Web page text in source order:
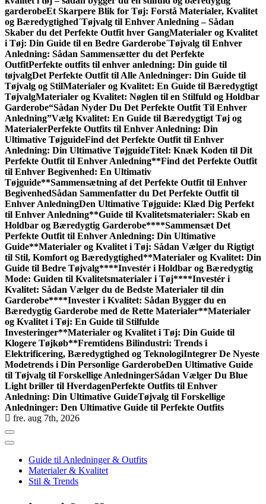
garderobeEt Skarpere Blik for Tøj: Forstå Materialer, Kvalitet
og Bæredygtighed´Tøjvalg til Enhver Anledning – Sådan
Skaber du det Perfekte Outfit hver GangMaterialer og Kvalitet
i Tøj: Din Guide til en Bedre Garderobe´Tøjvalg til Enhver
Anledning: Sådan Sammen­sætter du det Perfekte
OutfitPerfekte outfits til enhver anledning: Din guide til
tøjvalgDet Perfekte Outfit til Alle Anledninger: Din Guide til
Tøjvalg og StilMaterialer og Kvalitet: En Guide til Bæredygtigt
TøjvalgMaterialer og Kvalitet: Nøglen til en Stilfuld og Holdbar
Garderobe“Sådan Nyder Du Det Perfekte Outfit Til Enhver
Anledning”Vælg Kvalitet: En Guide til Bæredygtigt Tøj og
MaterialerPerfekte Outfits til Enhver Anledning: Din
Ultimative TøjguideFind det Perfekte Outfit til Enhver
Anledning: Din Ultimative TøjguideTitel: Knæk Koden til Dit
Perfekte Outfit til Enhver Anledning**Find det Perfekte Outfit
til Enhver Begivenhed: En Ultimativ
Tøjguide**Sammensætning af det Perfekte Outfit til Enhver
BegivenhedSådan Sammenfatter du Det Perfekte Outfit til
Enhver AnledningDen Ultimative Tøjguide: Klæd Dig Perfekt
til Enhver Anledning**Guide til Kvalitetsmaterialer: Skab en
Holdbar og Bæredygtig Garderobe****Sammensæt Det
Perfekte Outfit til Enhver Anledning: Din Ultimative
Guide**Materialer og Kvalitet i Tøj: Sådan Vælger du Rigtigt
til Stil, Komfort og Bæredygtighed**Materialer og Kvalitet: Din
Guide til Bedre Tøjvalg****Investér i Holdbar og Bæredygtig
Mode: Guiden til Kvalitetsmaterialer i Tøj****Investér i
Kvalitet: Sådan Vælger du de Bedste Materialer til din
Garderobe****Invester i Kvalitet: Sådan Bygger du en
Bæredygtig Garderobe med de Rette Materialer**Materialer
og Kvalitet i Tøj: En Guide til Stilfulde
Investeringer**Materialer og Kvalitet i Tøj: Din Guide til
Klogere Tøjkøb**Fremtidens Bilindustri: Trends i
Elektrificering, Bæredygtighed og TeknologiIntegrer De Nyeste
Modetrends i Din Personlige GarderobeDen Ultimative Guide
til Tøjvalg til Forskellige AnledningerSådan Vælger Du Blue
Light briller til HverdagenPerfekte Outfits til Enhver
Anledning: Din Ultimative GuideTøjvalg til Forskellige
Anledninger: Den Ultimative Guide til Perfekte Outfits
fre. aug 7th, 2026
Guide til Anledninger & Outfits
Materialer & Kvalitet
Stil & Trends